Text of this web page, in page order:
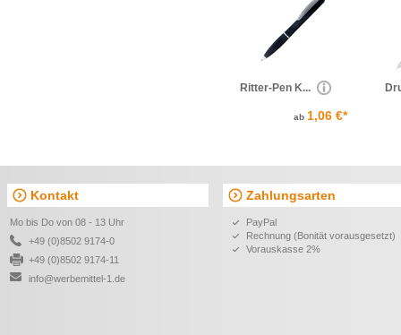
Ritter-Pen K...
ab 1,06 €*
Kontakt
Mo bis Do von 08 - 13 Uhr
+49 (0)8502 9174-0
+49 (0)8502 9174-11
info@werbemittel-1.de
Zahlungsarten
PayPal
Rechnung (Bonität vorausgesetzt)
Vorauskasse 2%